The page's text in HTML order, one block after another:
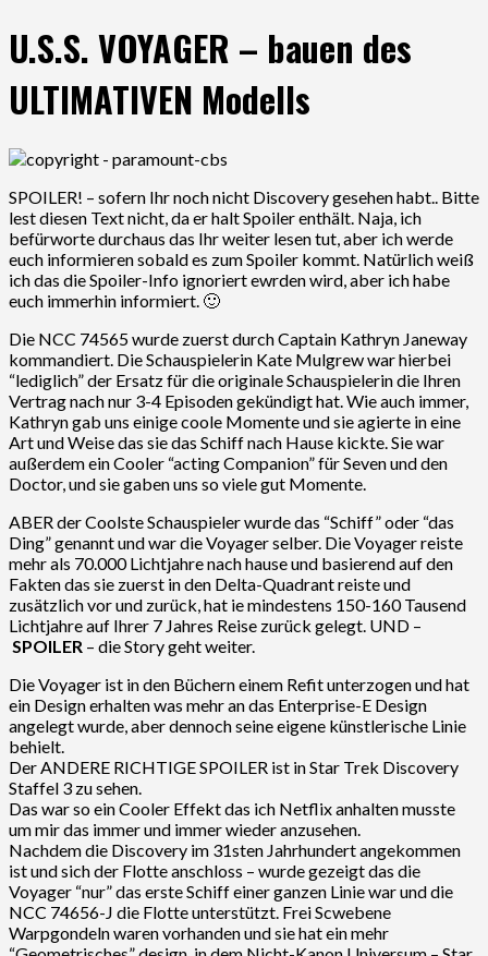
U.S.S. VOYAGER – bauen des
ULTIMATIVEN Modells
SPOILER! – sofern Ihr noch nicht Discovery gesehen habt.. Bitte
lest diesen Text nicht, da er halt Spoiler enthält. Naja, ich
befürworte durchaus das Ihr weiter lesen tut, aber ich werde
euch informieren sobald es zum Spoiler kommt. Natürlich weiß
ich das die Spoiler-Info ignoriert ewrden wird, aber ich habe
euch immerhin informiert. 🙂
Die NCC 74565 wurde zuerst durch Captain Kathryn Janeway
kommandiert. Die Schauspielerin Kate Mulgrew war hierbei
“lediglich” der Ersatz für die originale Schauspielerin die Ihren
Vertrag nach nur 3-4 Episoden gekündigt hat. Wie auch immer,
Kathryn gab uns einige coole Momente und sie agierte in eine
Art und Weise das sie das Schiff nach Hause kickte. Sie war
außerdem ein Cooler “acting Companion” für Seven und den
Doctor, und sie gaben uns so viele gut Momente.
ABER der Coolste Schauspieler wurde das “Schiff” oder “das
Ding” genannt und war die Voyager selber. Die Voyager reiste
mehr als 70.000 Lichtjahre nach hause und basierend auf den
Fakten das sie zuerst in den Delta-Quadrant reiste und
zusätzlich vor und zurück, hat ie mindestens 150-160 Tausend
Lichtjahre auf Ihrer 7 Jahres Reise zurück gelegt. UND –
SPOILER – die Story geht weiter.
Die Voyager ist in den Büchern einem Refit unterzogen und hat
ein Design erhalten was mehr an das Enterprise-E Design
angelegt wurde, aber dennoch seine eigene künstlerische Linie
behielt.
Der ANDERE RICHTIGE SPOILER ist in Star Trek Discovery
Staffel 3 zu sehen.
Das war so ein Cooler Effekt das ich Netflix anhalten musste
um mir das immer und immer wieder anzusehen.
Nachdem die Discovery im 31sten Jahrhundert angekommen
ist und sich der Flotte anschloss – wurde gezeigt das die
Voyager “nur” das erste Schiff einer ganzen Linie war und die
NCC 74656-J die Flotte unterstützt. Frei Scwebene
Warpgondeln waren vorhanden und sie hat ein mehr